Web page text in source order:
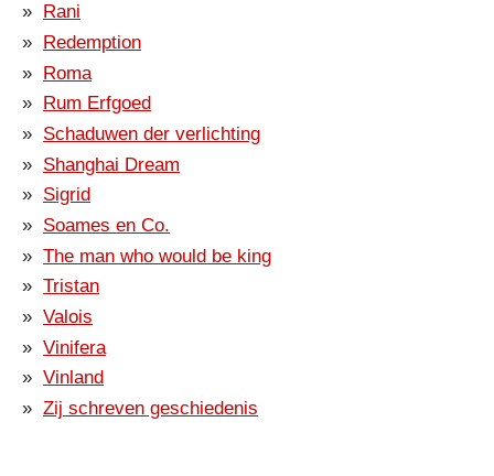
Rani
Redemption
Roma
Rum Erfgoed
Schaduwen der verlichting
Shanghai Dream
Sigrid
Soames en Co.
The man who would be king
Tristan
Valois
Vinifera
Vinland
Zij schreven geschiedenis